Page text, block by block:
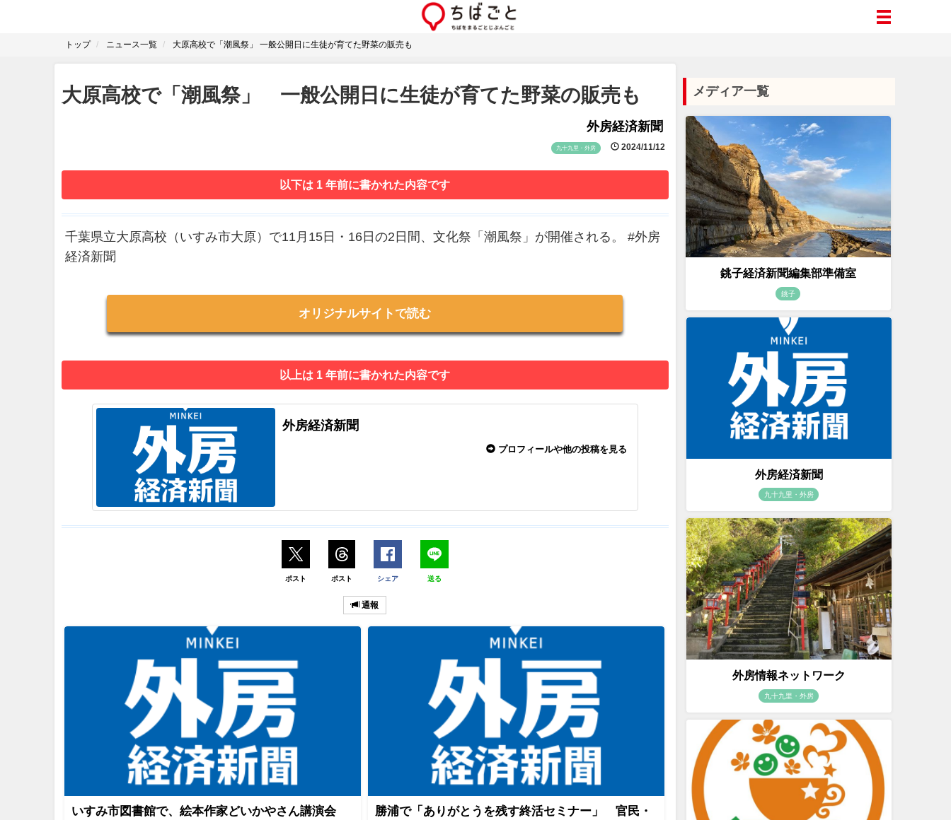
トップ ニュース一覧 大原高校で「潮風祭」 一般公開日に生徒が育てた野菜の販売も
大原高校で「潮風祭」 一般公開日に生徒が育てた野菜の販売も
外房経済新聞
九十九里・外房 2024/11/12
以下は 1 年前に書かれた内容です
千葉県立大原高校（いすみ市大原）で11月15日・16日の2日間、文化祭「潮風祭」が開催される。 #外房
経済新聞
オリジナルサイトで読む
以上は 1 年前に書かれた内容です
外房経済新聞
プロフィールや他の投稿を見る
ポスト ポスト シェア 送る
通報
いすみ市図書館で、絵本作家どいかやさん講演会
勝浦で「ありがとうを残す終活セミナー」 官民・
メディア一覧
銚子経済新聞編集部準備室
銚子
外房経済新聞
九十九里・外房
外房情報ネットワーク
九十九里・外房